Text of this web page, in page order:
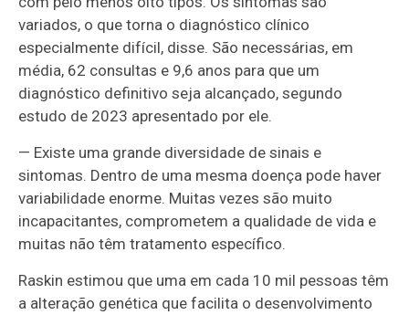
variados, o que torna o diagnóstico clínico
especialmente difícil, disse. São necessárias, em
média, 62 consultas e 9,6 anos para que um
diagnóstico definitivo seja alcançado, segundo
estudo de 2023 apresentado por ele.
— Existe uma grande diversidade de sinais e
sintomas. Dentro de uma mesma doença pode haver
variabilidade enorme. Muitas vezes são muito
incapacitantes, comprometem a qualidade de vida e
muitas não têm tratamento específico.
Raskin estimou que uma em cada 10 mil pessoas têm
a alteração genética que facilita o desenvolvimento